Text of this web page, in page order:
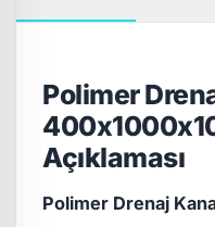
Polimer
Açıklaması
Polimer Drenaj